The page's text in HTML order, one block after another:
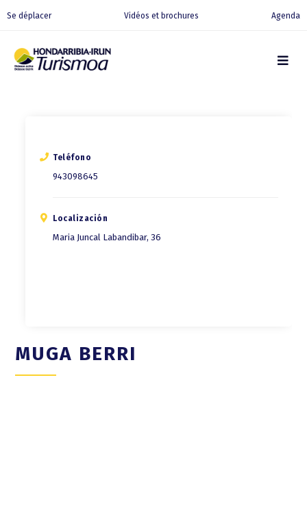
Se déplacer Vidéos et brochures Agenda
Teléfono
943098645
Localización
Maria Juncal Labandibar, 36
MUGA BERRI